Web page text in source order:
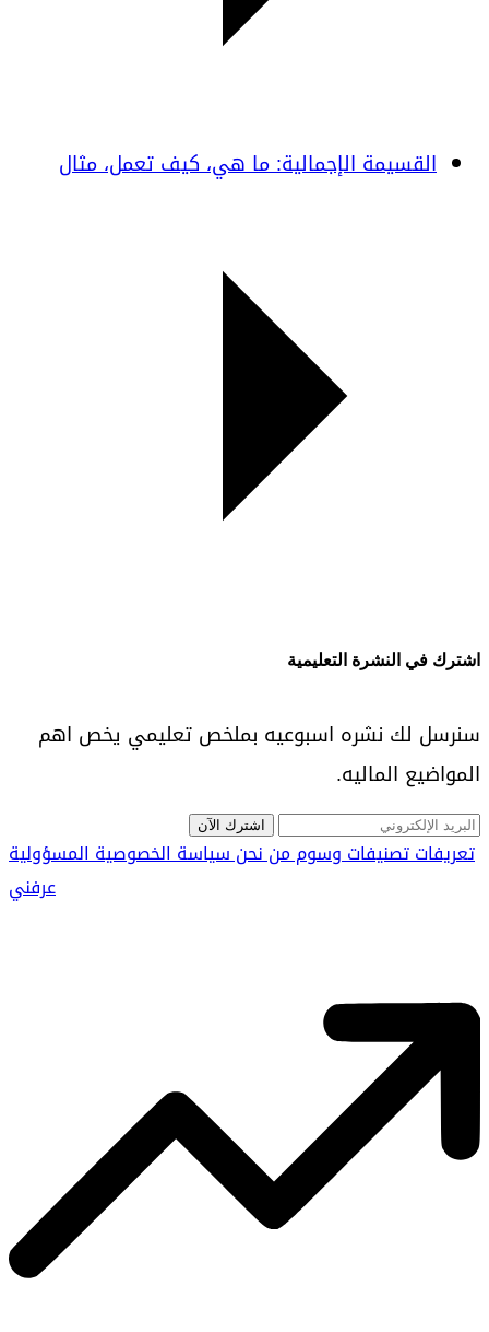
القسيمة الإجمالية: ما هي، كيف تعمل، مثال
اشترك في النشرة التعليمية
سنرسل لك نشره اسبوعيه بملخص تعليمي يخص اهم
المواضيع الماليه.
اشترك الآن
تعريفاتتصنيفاتوسوممن نحنسياسة الخصوصيةالمسؤولية
عرفني